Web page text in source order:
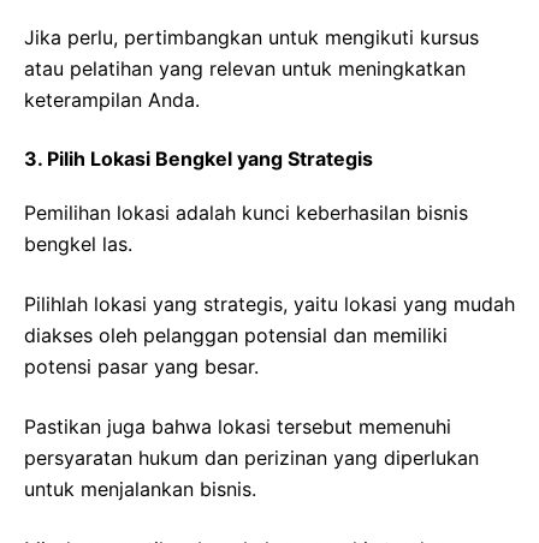
Jika perlu, pertimbangkan untuk mengikuti kursus
atau pelatihan yang relevan untuk meningkatkan
keterampilan Anda.
3. Pilih Lokasi Bengkel yang Strategis
Pemilihan lokasi adalah kunci keberhasilan bisnis
bengkel las.
Pilihlah lokasi yang strategis, yaitu lokasi yang mudah
diakses oleh pelanggan potensial dan memiliki
potensi pasar yang besar.
Pastikan juga bahwa lokasi tersebut memenuhi
persyaratan hukum dan perizinan yang diperlukan
untuk menjalankan bisnis.